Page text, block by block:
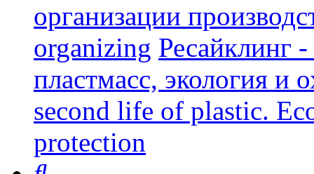
организации
organizing Ресайклинг
пластмасс, экология и
second life of plastic.
protection